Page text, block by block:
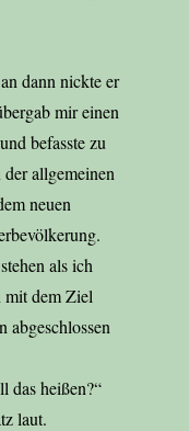
dann nickte er
mir einen
befasste zu
allgemeinen
neuen
als ich
mit dem Ziel
abgeschlossen
das heißen?“
laut.